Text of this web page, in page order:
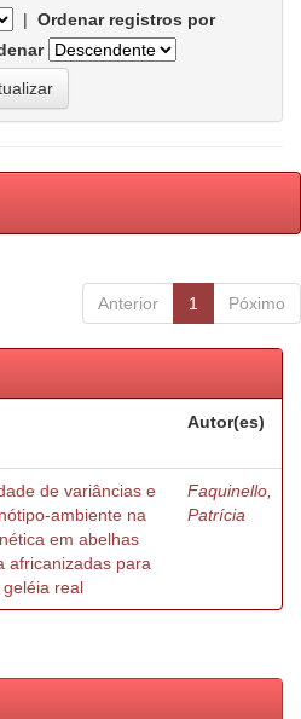
| Ordenar registros por
Anterior 1 Póximo
Autor(es)
de variâncias e
ambiente na
em abelhas
africanizadas para
real
Faquinello,
Patrícia